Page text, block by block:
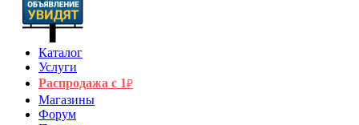
Каталог
Услуги
Распродажа с 1₽
Магазины
Форум